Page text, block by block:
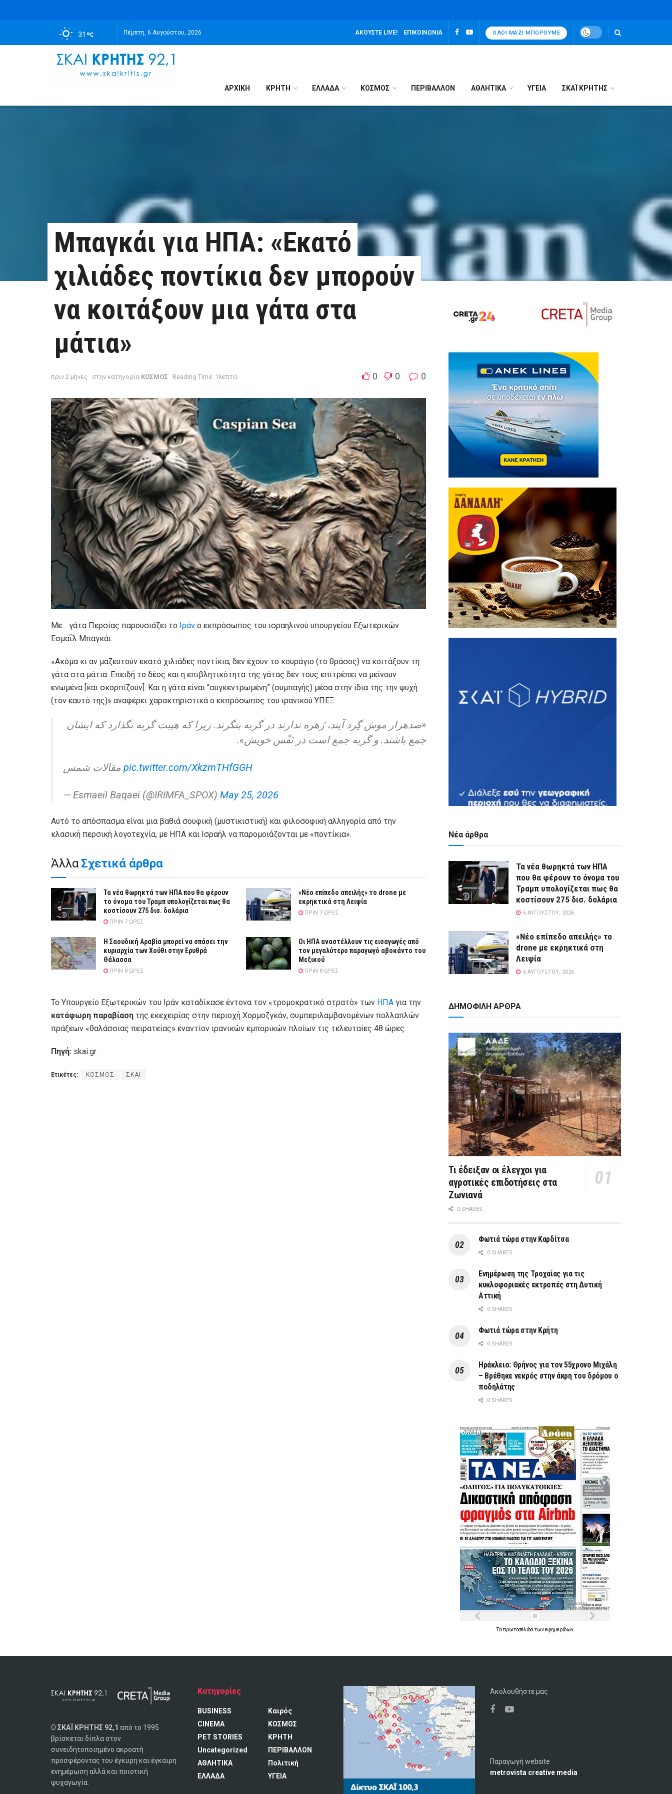
31 Πέμπτη, 6 Αυγούστου, 2026 ΑΚΟΎΣΤΕ LIVE! ΕΠΙΚΟΙΝΩΝΊΑ ΌΛΟΙ ΜΑΖΊ ΜΠΟΡΟΎΜΕ
ΑΡΧΙΚΉ ΚΡΗΤΗ ΕΛΛΑΔΑ ΚΟΣΜΟΣ ΠΕΡΙΒΑΛΛΟΝ ΑΘΛΗΤΙΚΑ ΥΓΕΙΑ ΣΚΑΪ ΚΡΗΤΗΣ
Μπαγκάι για ΗΠΑ: «Εκατό
χιλιάδες ποντίκια δεν μπορούν
να κοιτάξουν μια γάτα στα
μάτια»
πριν 2 μήνες στην κατηγορία ΚΟΣΜΟΣ Reading Time: 1λεπτά 0 0 0
Με… γάτα Περσίας παρουσιάζει το Ιράν ο εκπρόσωπος του ισραηλινού υπουργείου Εξωτερικών
Εσμαΐλ Μπαγκάι.
«Ακόμα κι αν μαζευτούν εκατό χιλιάδες ποντίκια, δεν έχουν το κουράγιο (το θράσος) να κοιτάξουν τη
γάτα στα μάτια. Επειδή το δέος και η επιβλητικότητα της γάτας δεν τους επιτρέπει να μείνουν
ενωμένα [και σκορπίζουν]. Και η γάτα είναι “συγκεντρωμένη” (συμπαγής) μέσα στην ίδια της την ψυχή
(τον εαυτό της)» αναφέρει χαρακτηριστικά ο εκπρόσωπος του ιρανικού ΥΠΕΞ.
«صدهزار موش گِرد آیند، زَهره ندارند در گربه بنگرند. زیرا که هیبت گربه نگذارد که ایشان
جمع باشند. و گربه جمع است در نَفْس خويش».
pic.twitter.com/XkzmTHfGGH
— Esmaeil Baqaei (@IRIMFA_SPOX) May 25, 2026
Αυτό το απόσπασμα είναι μια βαθιά σουφική (μυστικιστική) και φιλοσοφική αλληγορία από την
κλασική περσική λογοτεχνία, με ΗΠΑ και Ισραήλ να παρομοιάζονται με «ποντίκια».
ΆλλαΣχετικά άρθρα
Τα νέα θωρηκτά των ΗΠΑ που θα φέρουν
το όνομα του Τραμπ υπολογίζεται πως θα
κοστίσουν 275 δισ. δολάρια
ΠΡΙΝ 7 ΏΡΕΣ
«Νέο επίπεδο απειλής» το drone με
εκρηκτικά στη Λειψία
ΠΡΙΝ 7 ΏΡΕΣ
Η Σαουδική Αραβία μπορεί να σπάσει την
κυριαρχία των Χούθι στην Ερυθρά
Θάλασσα
ΠΡΙΝ 8 ΏΡΕΣ
Οι ΗΠΑ αναστέλλουν τις εισαγωγές από
τον μεγαλύτερο παραγωγό αβοκάντο του
Μεξικού
ΠΡΙΝ 8 ΏΡΕΣ
Το Υπουργείο Εξωτερικών του Ιράν καταδίκασε έντονα τον «τρομοκρατικό στρατό» των ΗΠΑ για την
κατάφωρη παραβίαση της εκεχειρίας στην περιοχή Χορμοζγκάν, συμπεριλαμβανομένων πολλαπλών
πράξεων «θαλάσσιας πειρατείας» εναντίον ιρανικών εμπορικών πλοίων τις τελευταίες 48 ώρες.
Πηγή: skai.gr
Ετικέτες: ΚΟΣΜΟΣ ΣΚΑΙ
Νέα άρθρα
Τα νέα θωρηκτά των ΗΠΑ
που θα φέρουν το όνομα του
Τραμπ υπολογίζεται πως θα
κοστίσουν 275 δισ. δολάρια
6 ΑΥΓΟΎΣΤΟΥ, 2026
«Νέο επίπεδο απειλής» το
drone με εκρηκτικά στη
Λειψία
6 ΑΥΓΟΎΣΤΟΥ, 2026
ΔΗΜΟΦΙΛΗ ΑΡΘΡΑ
Τι έδειξαν οι έλεγχοι για
αγροτικές επιδοτήσεις στα
Ζωνιανά
0 SHARES
Φωτιά τώρα στην Καρδίτσα
0 SHARES
Ενημέρωση της Τροχαίας για τις
κυκλοφοριακές εκτροπές στη Δυτική
Αττική
0 SHARES
Φωτιά τώρα στην Κρήτη
0 SHARES
Ηράκλειο: Θρήνος για τον 55χρονο Μιχάλη
– Βρέθηκε νεκρός στην άκρη του δρόμου ο
ποδηλάτης
0 SHARES
Τα πρωτοσέλιδα τωνεφημερίδων
Ο ΣΚΑΪ ΚΡΗΤΗΣ 92,1 από το 1995
βρίσκεται δίπλα στον
συνειδητοποιημένο ακροατή
προσφέροντας του έγκυρη και έγκαιρη
ενημέρωση αλλά και ποιοτική
ψυχαγωγία.
Κατηγορίες
BUSINESS
CINEMA
PET STORIES
Uncategorized
ΑΘΛΗΤΙΚΑ
ΕΛΛΑΔΑ
Καιρός
ΚΟΣΜΟΣ
ΚΡΗΤΗ
ΠΕΡΙΒΑΛΛΟΝ
Πολιτική
ΥΓΕΙΑ
Ακολουθήστε μας
Παραγωγή website
metrovista creative media